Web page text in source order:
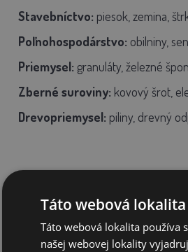
Stavebníctvo: piesok, zemina,
Poľnohospodárstvo: obilniny,
Priemysel: granuláty, železné
Zberné suroviny: kovový šrot,
Drevopriemysel: piliny, drevný
Táto webová
Táto webová lokalita používa
našej webovej lokality